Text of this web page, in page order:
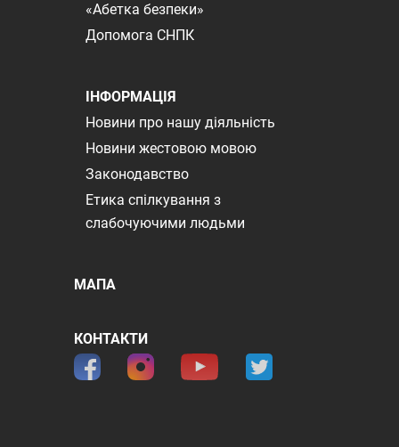
«Абетка безпеки»
Допомога СНПК
ІНФОРМАЦІЯ
Новини про нашу діяльність
Новини жестовою мовою
Законодавство
Етика спілкування з
слабочуючими людьми
МАПА
КОНТАКТИ